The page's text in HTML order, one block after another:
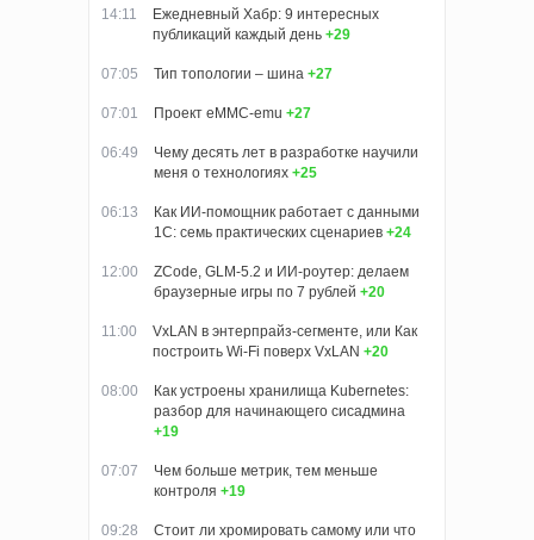
14:11
Ежедневный Хабр: 9 интересных
публикаций каждый день +29
07:05 Тип топологии – шина +27
07:01 Проект eMMC-emu +27
06:49
Чему десять лет в разработке научили
меня о технологиях +25
06:13
Как ИИ-помощник работает с данными
1С: семь практических сценариев +24
12:00
ZCode, GLM-5.2 и ИИ-роутер: делаем
браузерные игры по 7 рублей +20
11:00
VxLAN в энтерпрайз-сегменте, или Как
построить Wi-Fi поверх VxLAN +20
08:00
Как устроены хранилища Kubernetes:
разбор для начинающего сисадмина
+19
07:07
Чем больше метрик, тем меньше
контроля +19
09:28
Стоит ли хромировать самому или что